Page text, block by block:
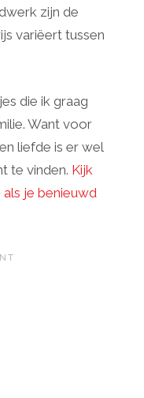
zijn de
variëert tussen
die ik graag
Want voor
liefde is er wel
te vinden. Kijk
je benieuwd